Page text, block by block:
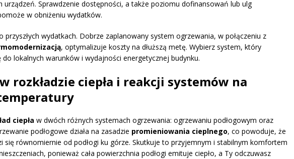
urządzeń. Sprawdzenie dostępności, a także poziomu dofinansowań lub ulg
w obniżeniu wydatków.
przyszłych wydatkach. Dobrze zaplanowany system ogrzewania, w połączeniu z
, optymalizuje koszty na dłuższą metę. Wybierz system, który
lokalnych warunków i wydajności energetycznej budynku.
rozkładzie ciepła i reakcji systemów na
ciepła w dwóch różnych systemach ogrzewania: ogrzewaniu podłogowym oraz
podłogowe działa na zasadzie promieniowania cieplnego, co powoduje, że
się równomiernie od podłogi ku górze. Skutkuje to przyjemnym i stabilnym komfortem
ponieważ cała powierzchnia podłogi emituje ciepło, a Ty odczuwasz